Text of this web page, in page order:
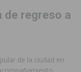
regreso a
de la ciudad en